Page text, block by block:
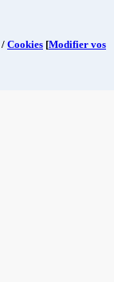
/ Cookies [Modifier vos